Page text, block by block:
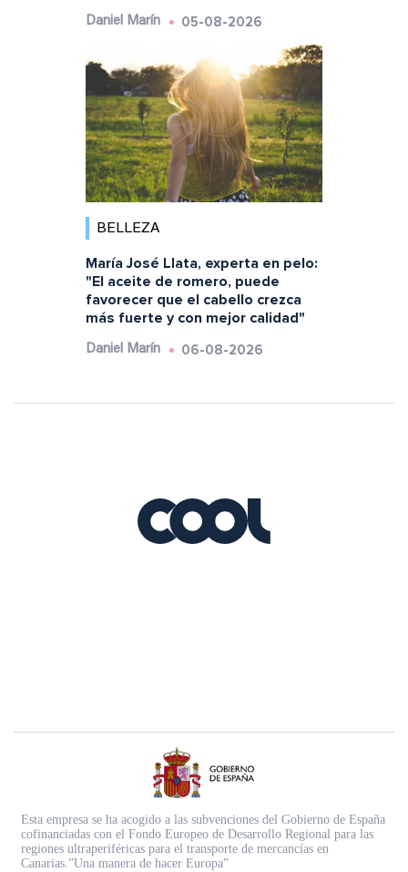
Daniel Marín 05-08-2026
BELLEZA
María José Llata, experta en pelo:
"El aceite de romero, puede
favorecer que el cabello crezca
más fuerte y con mejor calidad"
Daniel Marín 06-08-2026
Esta empresa se ha acogido a las subvenciones del Gobierno de España
cofinanciadas con el Fondo Europeo de Desarrollo Regional para las
regiones ultraperiféricas para el transporte de mercancías en
Canarias.”Una manera de hacer Europa”